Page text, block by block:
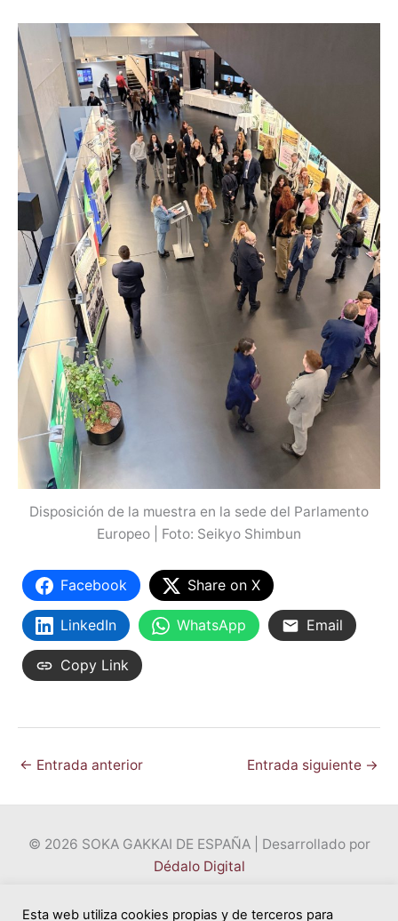
Disposición de la muestra en la sede del Parlamento
Europeo | Foto: Seikyo Shimbun
Facebook Share on X
LinkedIn WhatsApp Email
Copy Link
← Entrada anterior Entrada siguiente →
© 2026 SOKA GAKKAI DE ESPAÑA | Desarrollado por
Dédalo Digital
Esta web utiliza cookies propias y de terceros para